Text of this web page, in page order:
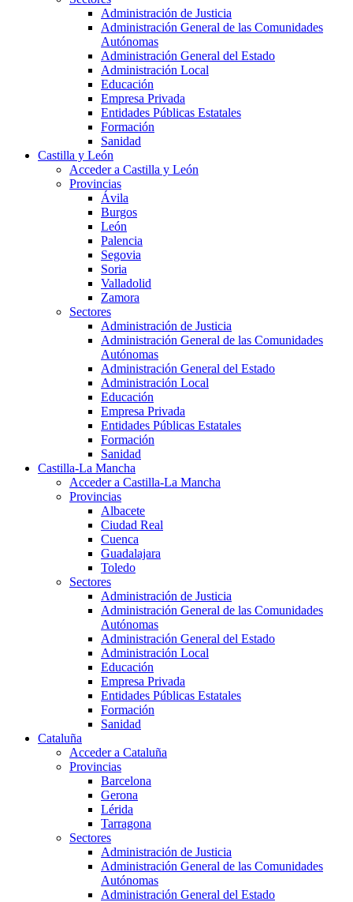
Administración de Justicia
Administración General de las Comunidades
Autónomas
Administración General del Estado
Administración Local
Educación
Empresa Privada
Entidades Públicas Estatales
Formación
Sanidad
Castilla y León
Acceder a Castilla y León
Provincias
Ávila
Burgos
León
Palencia
Segovia
Soria
Valladolid
Zamora
Sectores
Administración de Justicia
Administración General de las Comunidades
Autónomas
Administración General del Estado
Administración Local
Educación
Empresa Privada
Entidades Públicas Estatales
Formación
Sanidad
Castilla-La Mancha
Acceder a Castilla-La Mancha
Provincias
Albacete
Ciudad Real
Cuenca
Guadalajara
Toledo
Sectores
Administración de Justicia
Administración General de las Comunidades
Autónomas
Administración General del Estado
Administración Local
Educación
Empresa Privada
Entidades Públicas Estatales
Formación
Sanidad
Cataluña
Acceder a Cataluña
Provincias
Barcelona
Gerona
Lérida
Tarragona
Sectores
Administración de Justicia
Administración General de las Comunidades
Autónomas
Administración General del Estado